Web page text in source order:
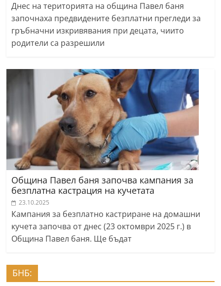
Днес на територията на община Павел баня
започнаха предвидените безплатни прегледи за
гръбначни изкривявания при децата, чиито
родители са разрешили
Община Павел баня започва кампания за
безплатна кастрация на кучетата
23.10.2025
Кампания за безплатно кастриране на домашни
кучета започва от днес (23 октомври 2025 г.) в
Община Павел баня. Ще бъдат
БНБ: